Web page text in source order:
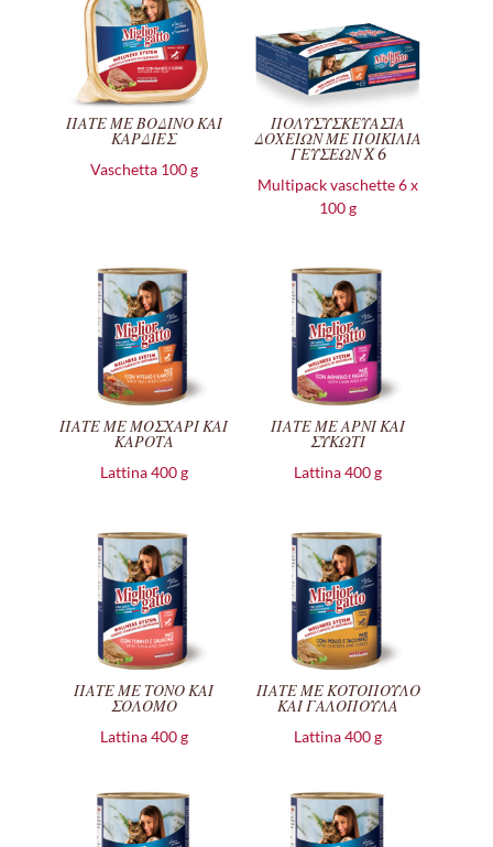
ΠΑΤΕ ΜΕ ΒΟΔΙΝΟ ΚΑΙ
ΚΑΡΔΙΕΣ
Vaschetta 100 g
ΠΟΛΥΣΥΣΚΕΥΑΣΙΑ
ΔΟΧΕΙΩΝ ΜΕ ΠΟΙΚΙΛΙΑ
ΓΕΥΣΕΩΝ X 6
Multipack vaschette 6 x
100 g
ΠΑΤΕ ΜΕ ΜΟΣΧΑΡΙ ΚΑΙ
ΚΑΡΟΤΑ
Lattina 400 g
ΠΑΤΕ ΜΕ ΑΡΝΙ ΚΑΙ
ΣΥΚΩΤΙ
Lattina 400 g
ΠΑΤΕ ΜΕ ΤΟΝΟ ΚΑΙ
ΣΟΛΟΜΟ
Lattina 400 g
ΠΑΤΕ ΜΕ ΚΟΤΟΠΟΥΛΟ
ΚΑΙ ΓΑΛΟΠΟΥΛΑ
Lattina 400 g